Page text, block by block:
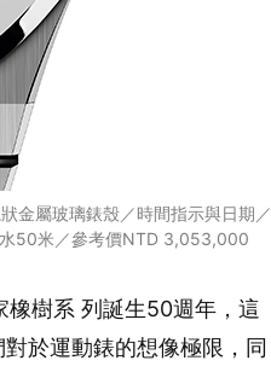
金屬玻璃錶殼／時間指示與日期／
50米／參考價NTD 3,053,000
樹系 列誕生50週年，這
於運動錶的想像極限，同